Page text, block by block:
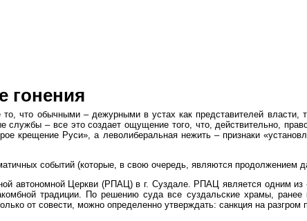
гонения
что обычными – дежурными в устах как представителей
службы – все это создает ощущение того, что, действительно,
крещение Руси», а леволиберальная нежить – признаки
событий (которые, в свою очередь, являются продолжением
автономной Церкви (РПАЦ) в г. Суздале. РПАЦ является одним
традиции. По решению суда все суздальские храмы,
от совести, можно определенно утверждать: санкция на